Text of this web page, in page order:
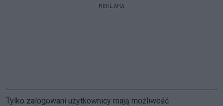
REKLAMA
Tylko zalogowani użytkownicy mają możliwość